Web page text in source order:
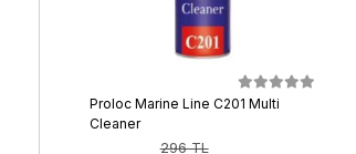
Proloc Marine Line C201 Multi
Cleaner
296 TL